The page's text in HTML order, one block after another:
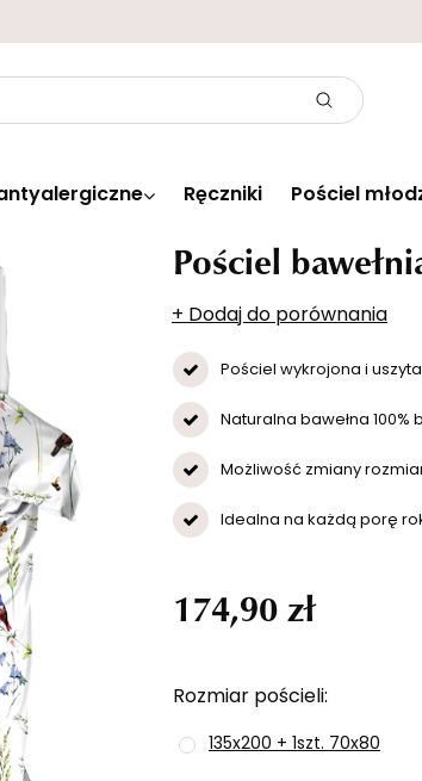
Ręczniki Pościel
Pościel
+ Dodaj do porównania
Pościel wykrojona i
Naturalna bawełna
Możliwość zmiany
Idealna na każdą porę
Rozmiar pościeli
135x200 + 1szt. 70x80
174,90 zł